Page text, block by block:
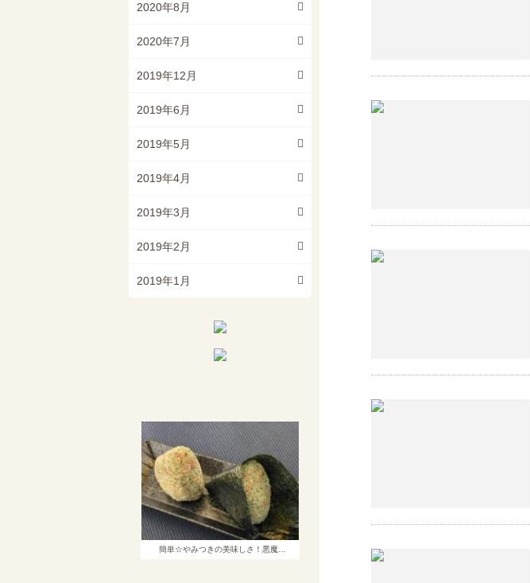
2020年8月
2020年7月
2019年12月
2019年6月
2019年5月
2019年4月
2019年3月
2019年2月
2019年1月
簡単☆やみつきの美味しさ！悪魔…